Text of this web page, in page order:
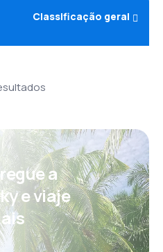
Classificação geral
a
e viaje